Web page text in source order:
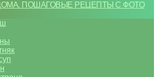
ПОШАГОВЫЕ РЕЦЕПТЫ С ФОТО